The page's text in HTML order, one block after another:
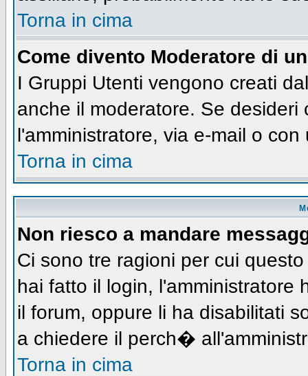
Torna in cima
Come divento Moderatore di
I Gruppi Utenti vengono creati
anche il moderatore. Se
l'amministratore, via e-mail o
Torna in cima
Non riesco a mandare
Ci sono tre ragioni per cui
hai fatto il login, l'amministratore
il forum, oppure li ha disabilitati
a chiedere il perch�
Torna in cima